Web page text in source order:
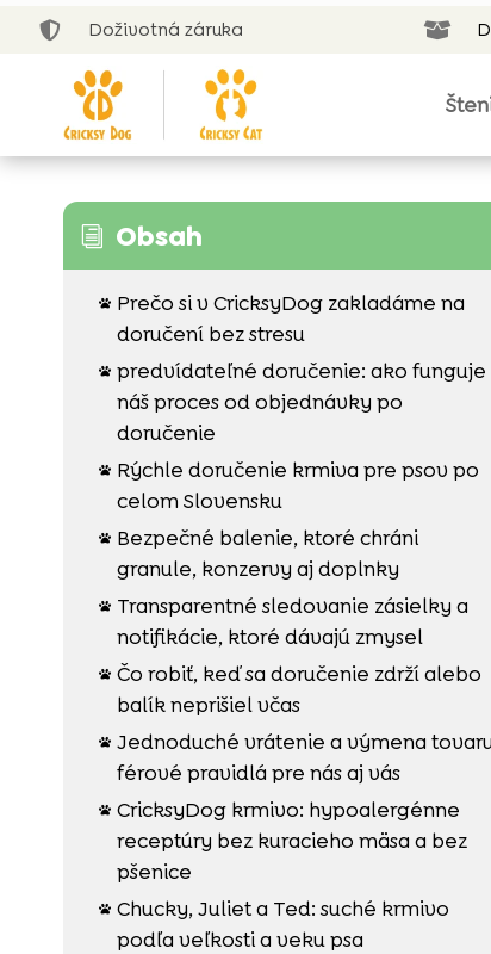
 Doživotná záruka 
i Obsah

Prečo si v CricksyDog zakladáme na
doručení bez stresu
 predvídateľné doručenie: ako funguje
náš proces od objednávky po
doručenie

Rýchle doručenie krmiva pre psov po
celom Slovensku

Bezpečné balenie, ktoré chráni
granule, konzervy aj doplnky

Transparentné sledovanie zásielky a
notifikácie, ktoré dávajú zmysel
 Čo robiť, keď sa doručenie zdrží alebo
balík neprišiel včas
 Jednoduché vrátenie a výmena
férové pravidlá pre nás aj vás
 CricksyDog krmivo: hypoalergénne
receptúry bez kuracieho mäsa a bez
pšenice
 Chucky, Juliet a Ted: suché krmivo
podľa veľkosti a veku psa